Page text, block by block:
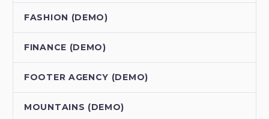
FASHION (DEMO)
FINANCE (DEMO)
FOOTER AGENCY (DEMO)
MOUNTAINS (DEMO)